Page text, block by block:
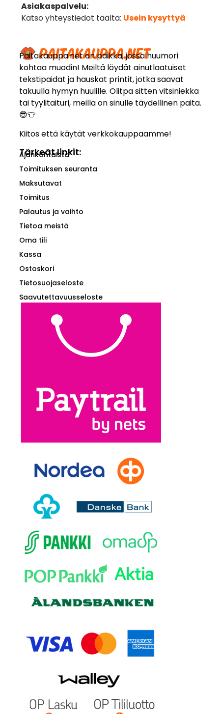
Paitakauppa.net on paikka, jossa huumori
kohtaa muodin! Meiltä löydät ainutlaatuiset
tekstipaidat ja hauskat printit, jotka saavat
takuulla hymyn huulille. Olitpa sitten vitsiniekka
tai tyylitaituri, meillä on sinulle täydellinen paita.
😎👕
Kiitos että käytät verkkokauppaamme!
Tärkeät linkit:
Ajankohtaista
Toimituksen seuranta
Maksutavat
Toimitus
Palautus ja vaihto
Tietoa meistä
Oma tili
Kassa
Ostoskori
Tietosuojaseloste
Saavutettavuusseloste
Asiakaspalvelu:
Katso yhteystiedot täältä: Usein kysyttyä